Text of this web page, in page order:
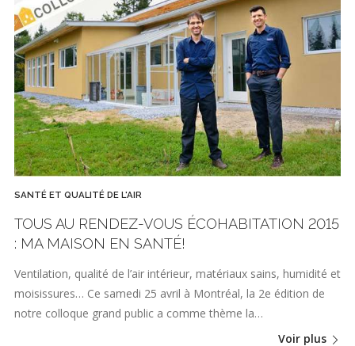
SANTÉ ET QUALITÉ DE L'AIR
TOUS AU RENDEZ-VOUS ÉCOHABITATION 2015
: MA MAISON EN SANTÉ!
Ventilation, qualité de l’air intérieur, matériaux sains, humidité et
moisissures… Ce samedi 25 avril à Montréal, la 2e édition de
notre colloque grand public a comme thème la…
Voir plus